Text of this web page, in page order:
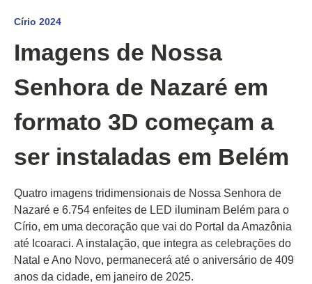
Círio 2024
Imagens de Nossa
Senhora de Nazaré em
formato 3D começam a
ser instaladas em Belém
Quatro imagens tridimensionais de Nossa Senhora de
Nazaré e 6.754 enfeites de LED iluminam Belém para o
Círio, em uma decoração que vai do Portal da Amazônia
até Icoaraci. A instalação, que integra as celebrações do
Natal e Ano Novo, permanecerá até o aniversário de 409
anos da cidade, em janeiro de 2025.